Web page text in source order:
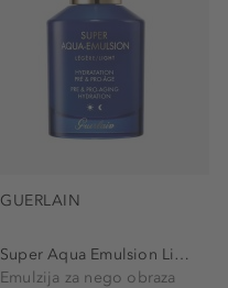
GUERLAIN
Super Aqua Emulsion Light
Emulzija za nego obraza